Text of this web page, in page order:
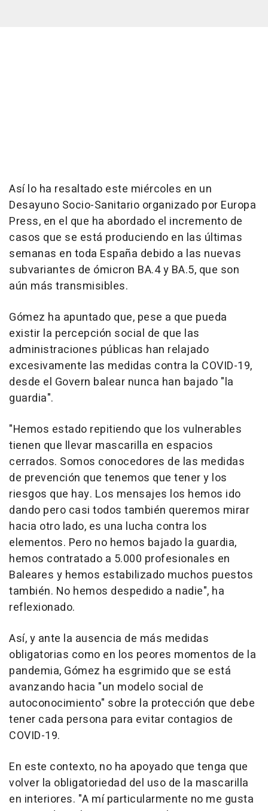
Así lo ha resaltado este miércoles en un
Desayuno Socio-Sanitario organizado por Europa
Press, en el que ha abordado el incremento de
casos que se está produciendo en las últimas
semanas en toda España debido a las nuevas
subvariantes de ómicron BA.4 y BA.5, que son
aún más transmisibles.
Gómez ha apuntado que, pese a que pueda
existir la percepción social de que las
administraciones públicas han relajado
excesivamente las medidas contra la COVID-19,
desde el Govern balear nunca han bajado "la
guardia".
"Hemos estado repitiendo que los vulnerables
tienen que llevar mascarilla en espacios
cerrados. Somos conocedores de las medidas
de prevención que tenemos que tener y los
riesgos que hay. Los mensajes los hemos ido
dando pero casi todos también queremos mirar
hacia otro lado, es una lucha contra los
elementos. Pero no hemos bajado la guardia,
hemos contratado a 5.000 profesionales en
Baleares y hemos estabilizado muchos puestos
también. No hemos despedido a nadie", ha
reflexionado.
Así, y ante la ausencia de más medidas
obligatorias como en los peores momentos de la
pandemia, Gómez ha esgrimido que se está
avanzando hacia "un modelo social de
autoconocimiento" sobre la protección que debe
tener cada persona para evitar contagios de
COVID-19.
En este contexto, no ha apoyado que tenga que
volver la obligatoriedad del uso de la mascarilla
en interiores. "A mí particularmente no me gusta